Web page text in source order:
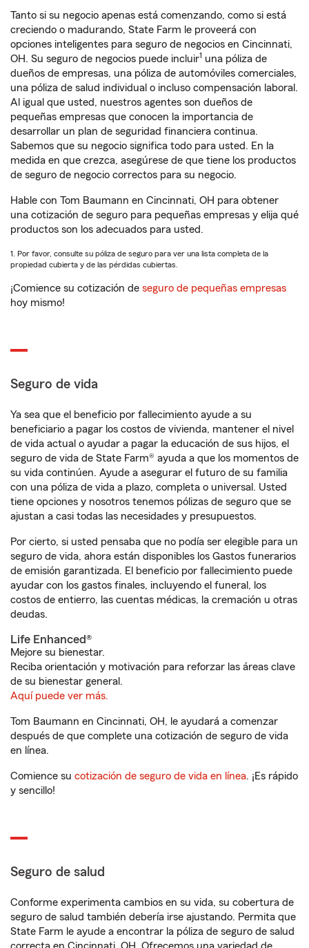
Tanto si su negocio apenas está comenzando, como si está
creciendo o madurando, State Farm le proveerá con
opciones inteligentes para seguro de negocios en Cincinnati,
OH. Su seguro de negocios puede incluir1 una póliza de
dueños de empresas, una póliza de automóviles comerciales,
una póliza de salud individual o incluso compensación laboral.
Al igual que usted, nuestros agentes son dueños de
pequeñas empresas que conocen la importancia de
desarrollar un plan de seguridad financiera continua.
Sabemos que su negocio significa todo para usted. En la
medida en que crezca, asegúrese de que tiene los productos
de seguro de negocio correctos para su negocio.
Hable con Tom Baumann en Cincinnati, OH para obtener
una cotización de seguro para pequeñas empresas y elija qué
productos son los adecuados para usted.
1. Por favor, consulte su póliza de seguro para ver una lista completa de la
propiedad cubierta y de las pérdidas cubiertas.
¡Comience su cotización de seguro de pequeñas empresas
hoy mismo!
Seguro de vida
Ya sea que el beneficio por fallecimiento ayude a su
beneficiario a pagar los costos de vivienda, mantener el nivel
de vida actual o ayudar a pagar la educación de sus hijos, el
seguro de vida de State Farm® ayuda a que los momentos de
su vida continúen. Ayude a asegurar el futuro de su familia
con una póliza de vida a plazo, completa o universal. Usted
tiene opciones y nosotros tenemos pólizas de seguro que se
ajustan a casi todas las necesidades y presupuestos.
Por cierto, si usted pensaba que no podía ser elegible para un
seguro de vida, ahora están disponibles los Gastos funerarios
de emisión garantizada. El beneficio por fallecimiento puede
ayudar con los gastos finales, incluyendo el funeral, los
costos de entierro, las cuentas médicas, la cremación u otras
deudas.
Life Enhanced®
Mejore su bienestar.
Reciba orientación y motivación para reforzar las áreas clave
de su bienestar general.
Aquí puede ver más.
Tom Baumann en Cincinnati, OH, le ayudará a comenzar
después de que complete una cotización de seguro de vida
en línea.
Comience su cotización de seguro de vida en línea. ¡Es rápido
y sencillo!
Seguro de salud
Conforme experimenta cambios en su vida, su cobertura de
seguro de salud también debería irse ajustando. Permita que
State Farm le ayude a encontrar la póliza de seguro de salud